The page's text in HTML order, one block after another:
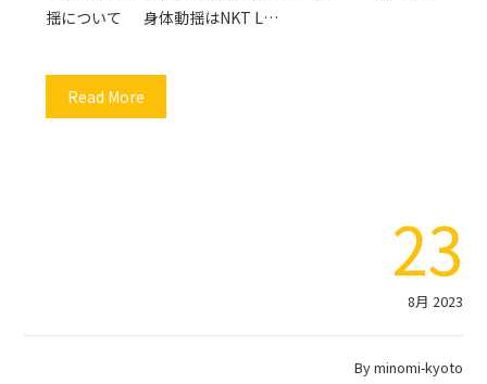
揺について 身体動揺はNKT L…
Read More
23
8月 2023
Byminomi-kyoto